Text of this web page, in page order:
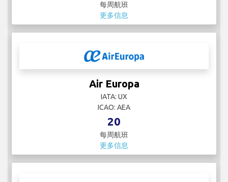
每周航班
更多信息
Air Europa
IATA: UX
ICAO: AEA
20
每周航班
更多信息